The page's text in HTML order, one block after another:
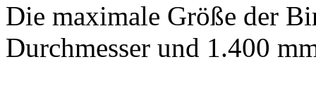
Die maximale Größe der
Durchmesser und 1.400